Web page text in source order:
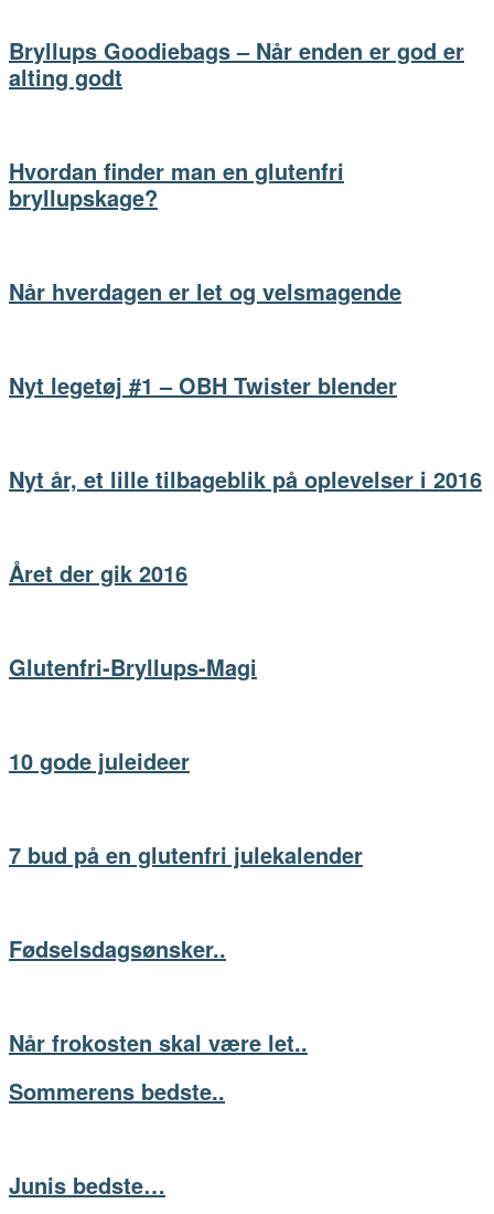
Bryllups Goodiebags – Når enden er god er
alting godt
Hvordan finder man en glutenfri
bryllupskage?
Når hverdagen er let og velsmagende
Nyt legetøj #1 – OBH Twister blender
Nyt år, et lille tilbageblik på oplevelser i 2016
Året der gik 2016
Glutenfri-Bryllups-Magi
10 gode juleideer
7 bud på en glutenfri julekalender
Fødselsdagsønsker..
Når frokosten skal være let..
Sommerens bedste..
Junis bedste…